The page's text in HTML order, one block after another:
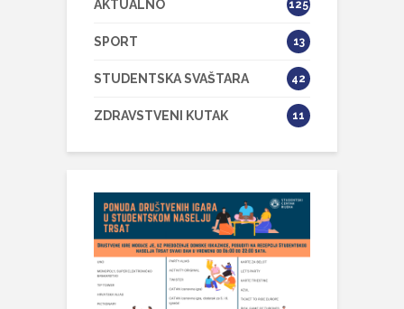
AKTUALNO 125
SPORT 13
STUDENTSKA SVAŠTARA 42
ZDRAVSTVENI KUTAK 11